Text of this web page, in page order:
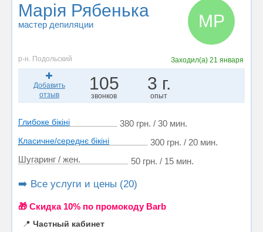
Марія Рябенька
мастер депиляции МР
р-н. Подольский Заходил(а) 21 января
Добавить
отзыв
105
звонков
3 г.
опыт
Глибоке бікіні 380 грн. / 30 мин.
Класичне/середнє бікіні
300 грн. / 20 мин.
Шугаринг / жен.
50 грн. / 15 мин.
➡️ Все услуги и цены (20)
🎁 Cкидка 10% по промокоду Barb
📍 Частный кабинет